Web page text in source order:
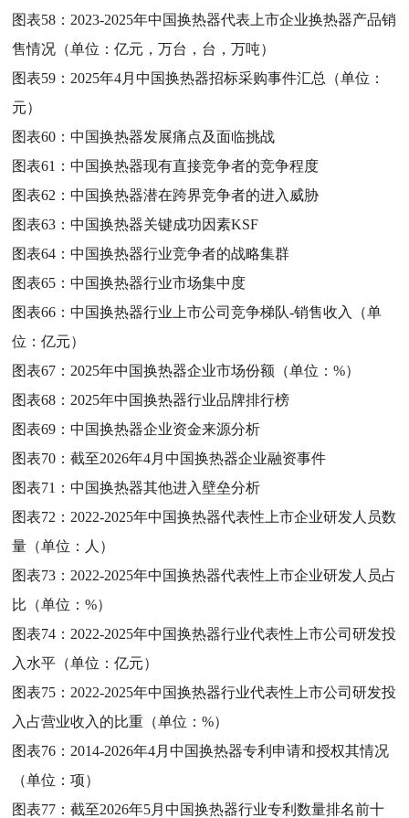
图表58： 2023-2025年中国换热器代表上市企业换热器产品销
售情况（单位：亿元，万台，台，万吨）
图表59： 2025年4月中国换热器招标采购事件汇总（单位：
元）
图表60：中国换热器发展痛点及面临挑战
图表61：中国换热器现有直接竞争者的竞争程度
图表62：中国换热器潜在跨界竞争者的进入威胁
图表63：中国换热器关键成功因素KSF
图表64：中国换热器行业竞争者的战略集群
图表65：中国换热器行业市场集中度
图表66：中国换热器行业上市公司竞争梯队-销售收入（单
位：亿元）
图表67： 2025年中国换热器企业市场份额（单位：%）
图表68： 2025年中国换热器行业品牌排行榜
图表69：中国换热器企业资金来源分析
图表70：截至2026年4月中国换热器企业融资事件
图表71：中国换热器其他进入壁垒分析
图表72： 2022-2025年中国换热器代表性上市企业研发人员数
量（单位：人）
图表73： 2022-2025年中国换热器代表性上市企业研发人员占
比（单位：%）
图表74： 2022-2025年中国换热器行业代表性上市公司研发投
入水平（单位：亿元）
图表75： 2022-2025年中国换热器行业代表性上市公司研发投
入占营业收入的比重（单位：%）
图表76： 2014-2026年4月中国换热器专利申请和授权其情况
（单位：项）
图表77：截至2026年5月中国换热器行业专利数量排名前十